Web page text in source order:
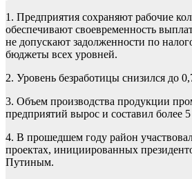
1. Предприятия сохраняют рабочие
обеспечивают своевременность
не допускают задолженности по
бюджеты всех уровней.
2. Уровень безработицы снизился до
3. Объем производства продукции
предприятий вырос и составил более
4. В прошедшем году район
проектах, инициированных
Путиным.